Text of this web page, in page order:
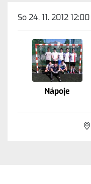
So 24. 11. 2012 12:00
Nápoje